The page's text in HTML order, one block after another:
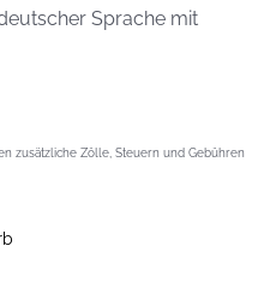
Sprache mit
zusätzliche Zölle, Steuern und Gebühren